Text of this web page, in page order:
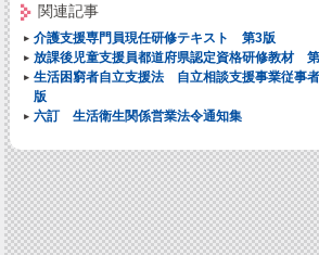
関連記事
介護支援専門員現任研修テキスト 第3版
放課後児童支援員都道府県認定資格研修教材
生活困窮者自立支援法 自立相談支援事業従事
版
六訂 生活衛生関係営業法令通知集